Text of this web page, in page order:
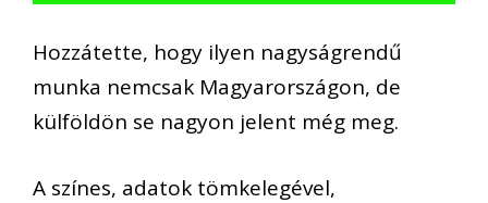
Hozzátette, hogy ilyen nagyságrendű
munka nemcsak Magyarországon, de
külföldön se nagyon jelent még meg.
A színes, adatok tömkelegével,